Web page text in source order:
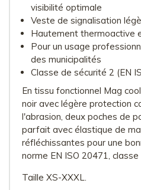
visibilité optimale
Veste de signalisation
Hautement thermoactive
Pour un usage
des municipalités
Classe de sécurité 2 (EN
En tissu fonctionnel Mag
noir avec légère protection
l'abrasion, deux poches de
parfait avec élastique de
réfléchissantes pour une
norme EN ISO 20471, classe
Taille XS-XXXL.